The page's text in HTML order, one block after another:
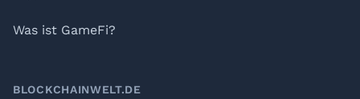
Was ist GameFi?
BLOCKCHAINWELT.DE